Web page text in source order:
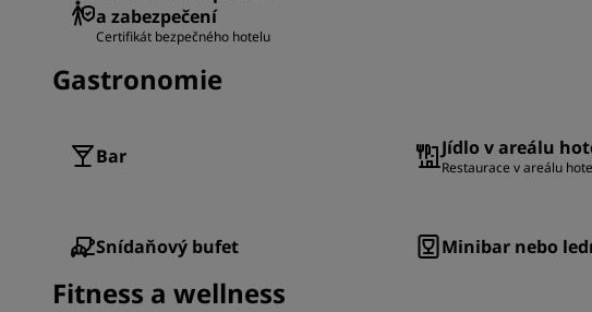
a zabezpečení
Certifikát bezpečného hotelu
Gastronomie
Bar Jídlo v areálu
Restaurace v areálu
Snídaňový bufet Minibar nebo
Fitness a wellness